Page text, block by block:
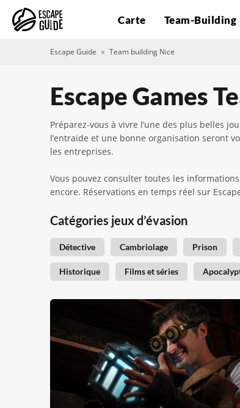
Carte Team-Building
Escape Guide Team building Nice
Escape Games
Préparez-vous à vivre l’une des plus belles
l’entraide et une bonne organisation seront
les entreprises.
Vous pouvez consulter toutes les
encore. Réservations en temps réel sur
Catégories jeux d’évasion
Détective Cambriolage Prison
Historique Films et séries